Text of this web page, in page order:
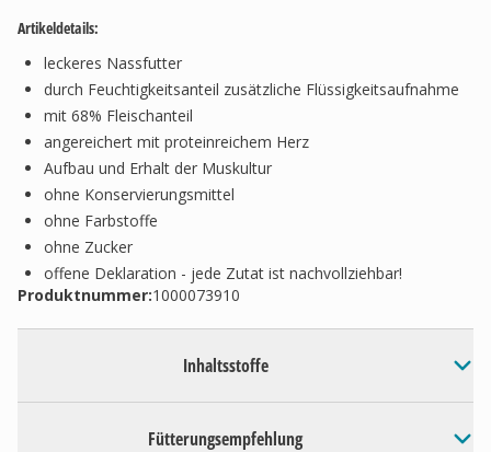
Artikeldetails:
leckeres Nassfutter
durch Feuchtigkeitsanteil zusätzliche Flüssigkeitsaufnahme
mit 68% Fleischanteil
angereichert mit proteinreichem Herz
Aufbau und Erhalt der Muskultur
ohne Konservierungsmittel
ohne Farbstoffe
ohne Zucker
offene Deklaration - jede Zutat ist nachvollziehbar!
Produktnummer:1000073910
Inhaltsstoffe
Fütterungsempfehlung